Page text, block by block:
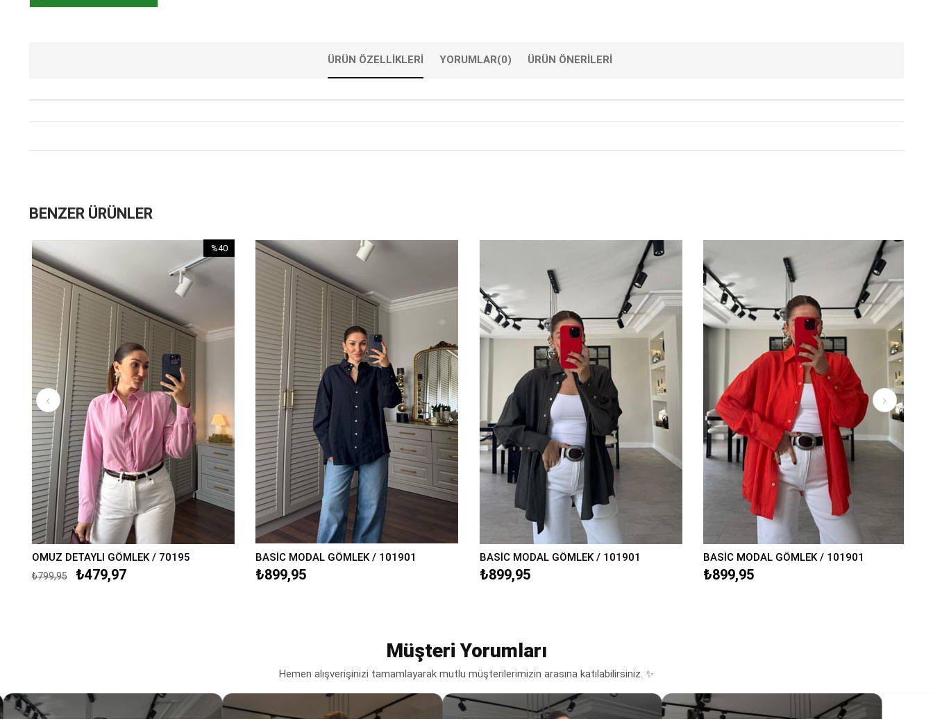
ÜRÜN ÖZELLIKLERI YORUMLAR(0) ÜRÜN ÖNERILERI
BENZER ÜRÜNLER
OMUZ DETAYLI GÖMLEK / 70195
₺479,97
₺799,95
%40
İndirim
BASİC MODAL GÖMLEK / 101901
₺899,95
BASİC MODAL GÖMLEK / 101901
₺899,95
BASİC MODAL GÖMLEK / 101901
₺899,95
Müşteri Yorumları
Hemen alışverişinizi tamamlayarak mutlu müşterilerimizin arasına katılabilirsiniz. ✨